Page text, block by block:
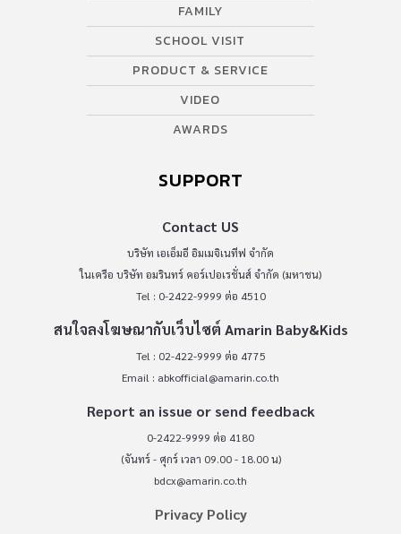
FAMILY
SCHOOL VISIT
PRODUCT & SERVICE
VIDEO
AWARDS
SUPPORT
Contact US
บริษัท เอเอ็มอี อิมเมจิเนทีฟ จำกัด
ในเครือ บริษัท อมรินทร์ คอร์เปอเรชั่นส์ จำกัด (มหาชน)
Tel : 0-2422-9999 ต่อ 4510
สนใจลงโฆษณากับเว็บไซต์ Amarin Baby&Kids
Tel : 02-422-9999 ต่อ 4775
Email : abkofficial@amarin.co.th
Report an issue or send feedback
0-2422-9999 ต่อ 4180
(จันทร์ - ศุกร์ เวลา 09.00 - 18.00 น)
bdcx@amarin.co.th
Privacy Policy